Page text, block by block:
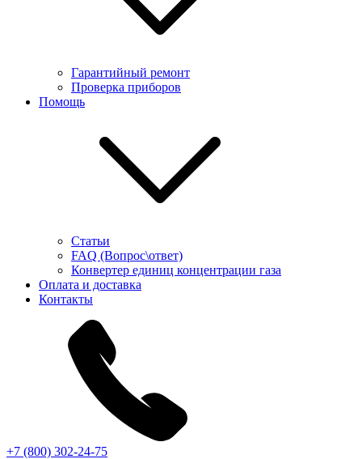
Гарантийный ремонт
Проверка приборов
Помощь
Статьи
FAQ (Вопрос\ответ)
Конвертер единиц концентрации газа
Оплата и доставка
Контакты
+7 (800) 302-24-75